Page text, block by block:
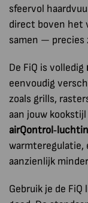
sfeervol
direct boven het
samen — precies
De FiQ is volledig
eenvoudig
zoals grills,
aan jouw
aanzienlijk
Gebruik je de